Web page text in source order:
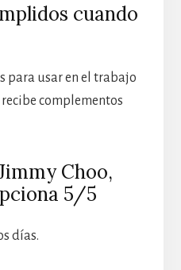
cuando
para usar en el trabajo
recibe complementos
Choo,
5/5
días.